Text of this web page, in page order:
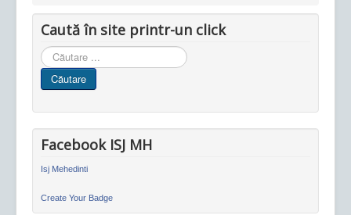
Caută în site printr-un click
Cauta
in
site
Căutare
Facebook ISJ MH
Isj Mehedinti
Create Your Badge